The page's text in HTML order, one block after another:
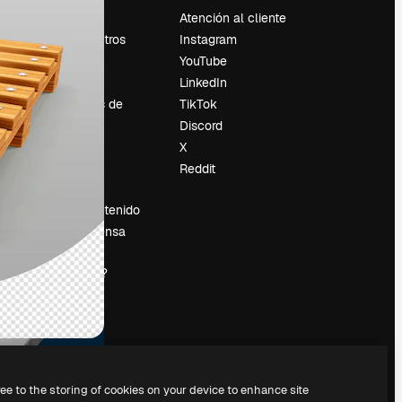
Sobre nosotros
Reviews
Empleo
Tendencias de
Vender contenido
Sala de prensa
¿Buscas
magnific.ai?
Atención al cliente
Instagram
YouTube
LinkedIn
TikTok
Discord
X
Reddit
to the storing of cookies on your device to enhance site